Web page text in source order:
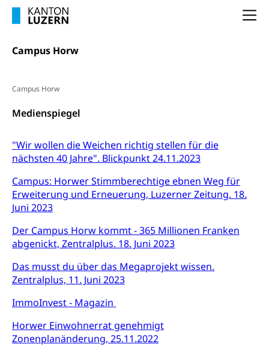
Campus Horw
Campus Horw
Medienspiegel
"Wir wollen die Weichen richtig stellen für die
nächsten 40 Jahre". Blickpunkt 24.11.2023
Campus: Horwer Stimmberechtige ebnen Weg für
Erweiterung und Erneuerung, Luzerner Zeitung. 18.
Juni 2023
Der Campus Horw kommt - 365 Millionen Franken
abgenickt, Zentralplus. 18. Juni 2023
Das musst du über das Megaprojekt wissen.
Zentralplus, 11. Juni 2023
ImmoInvest - Magazin
Horwer Einwohnerrat genehmigt
Zonenplanänderung, 25.11.2022
FMS und Vollzeitschulen mit BM
Schulliste
Heilpädagogische Schulen
Freiwilliger Schulsport
Studienbeiträge Höhere Berufsbildung
Hochschule, Bachelor, Master, Doktorat,
Weiterbildung, Forschung, Entwicklung,
Pädagogische Hochschule Luzern, PH Luzern, UniLU,
Fachstelle Hochschulbildung
Kindergarten, Kinderkrippe, Krippe, Kinderhort,
Freiwilliges Kindergarten Jahr
Freiwilliges Kindergarten Jahr
Kindergarten & Basisstufe
Frühe Förderung
Gesundheit und Soziales
Konsumentenschutz
Konsumentenrechte, Produktsicherheit,
Konsumentenorganisation, parallele Einfuhr,
regionale Erschöpfung, nationale Erschöpfung,
Cassis-deDijon-Prinzip
Lebensmittelkontrolle und
Verbraucherschutz
Krankenversicherung